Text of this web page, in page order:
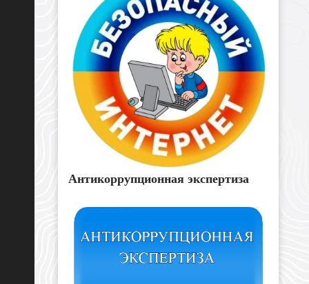
Антикоррупционная экспертиза